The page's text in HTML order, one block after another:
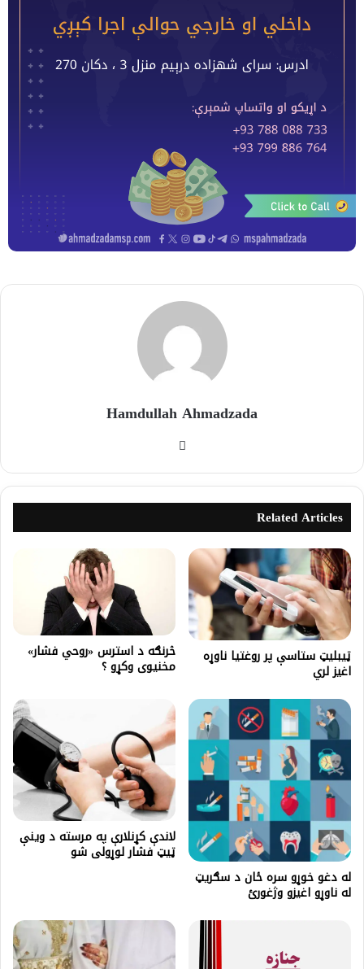
Hamdullah Ahmadzada
Related Articles
ټیبلیټ ستاسې پر روغتیا ناوړه
اغیز لري
څرنګه د استرس «روحي فشار»
مخنیوی وکړو ؟
له دغو خوړو سره ځان د سګریټ
له ناوړو اغیزو وژغورئ
لاندې کړنلارې په مرسته د وینې
ټیټ فشار لوړولی شو